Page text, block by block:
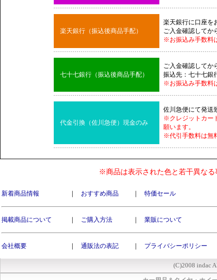
楽天銀行（振込後商品手配）
楽天銀行に口座を
ご入金確認してか
※お振込み手数料
七十七銀行（振込後商品手配）
ご入金確認してか
振込先：七十七銀
※お振込み手数料
代金引換（佐川急便）現金のみ
佐川急便にて発送
※クレジットカー
願います。
※代引手数料は無
※商品は表示された色と若干異な
新着商品情報 ｜ おすすめ商品 ｜ 特価セール
掲載商品について ｜ ご購入方法 ｜ 業販について
会社概要 ｜ 通販法の表記 ｜ プライバシーポリシー
(C)2008 indac